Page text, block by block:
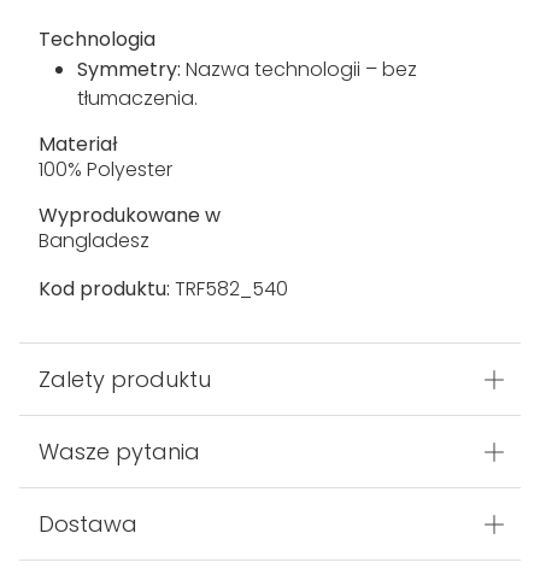
Technologia
Symmetry: Nazwa technologii – bez
tłumaczenia.
Materiał
100% Polyester
Wyprodukowane w
Bangladesz
Kod produktu: TRF582_540
Zalety produktu
Wasze pytania
Dostawa